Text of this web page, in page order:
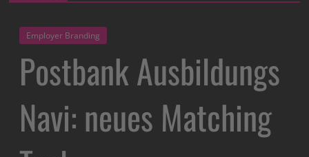
Employer Branding
Postbank Ausbildungs
Navi: neues Matching